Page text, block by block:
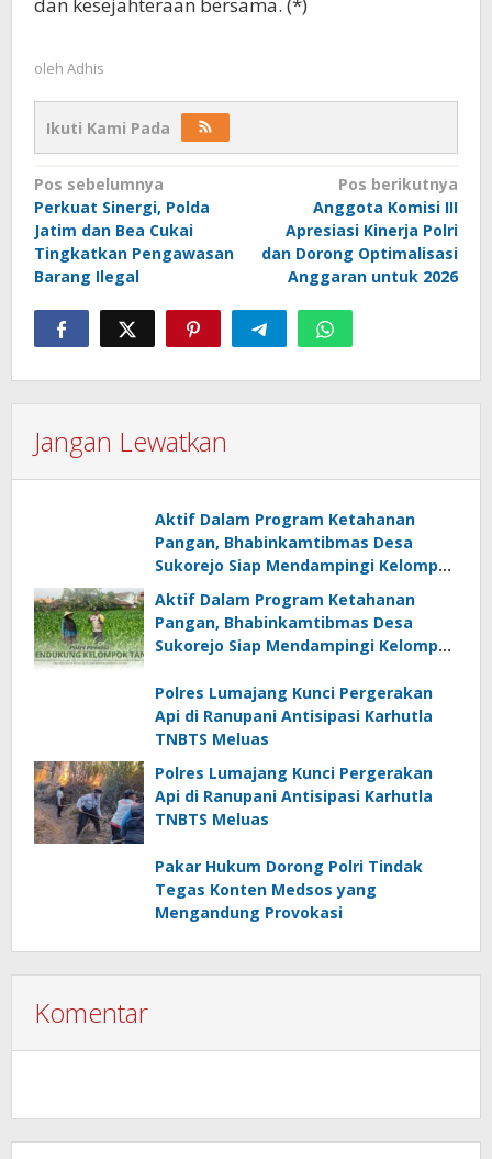
dan kesejahteraan bersama. (*)
oleh Adhis
Ikuti Kami Pada
Navigasi
pos
Pos sebelumnya
Perkuat Sinergi, Polda
Jatim dan Bea Cukai
Tingkatkan Pengawasan
Barang Ilegal
Pos berikutnya
Anggota Komisi III
Apresiasi Kinerja Polri
dan Dorong Optimalisasi
Anggaran untuk 2026
Jangan Lewatkan
Aktif Dalam Program Ketahanan
Pangan, Bhabinkamtibmas Desa
Sukorejo Siap Mendampingi Kelompok
Tani
Aktif Dalam Program Ketahanan
Pangan, Bhabinkamtibmas Desa
Sukorejo Siap Mendampingi Kelompok
Polres Lumajang Kunci Pergerakan
Api di Ranupani Antisipasi Karhutla
TNBTS Meluas
Polres Lumajang Kunci Pergerakan
Api di Ranupani Antisipasi Karhutla
TNBTS Meluas
Pakar Hukum Dorong Polri Tindak
Tegas Konten Medsos yang
Mengandung Provokasi
Komentar